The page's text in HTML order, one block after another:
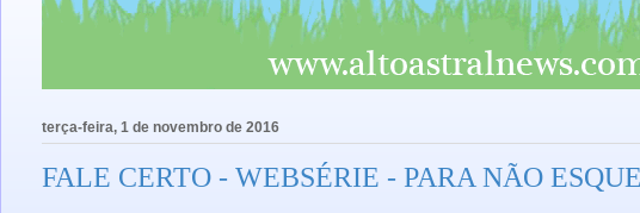
terça-feira, 1 de novembro de 2016
FALE CERTO - WEBSÉRIE - PARA NÃO